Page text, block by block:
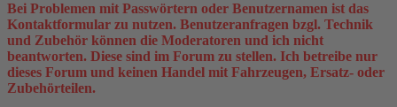
Bei Problemen mit Passwörtern oder Benutzernamen ist das
Kontaktformular zu nutzen. Benutzeranfragen bzgl. Technik
und Zubehör können die Moderatoren und ich nicht
beantworten. Diese sind im Forum zu stellen. Ich betreibe nur
dieses Forum und keinen Handel mit Fahrzeugen, Ersatz- oder
Zubehörteilen.